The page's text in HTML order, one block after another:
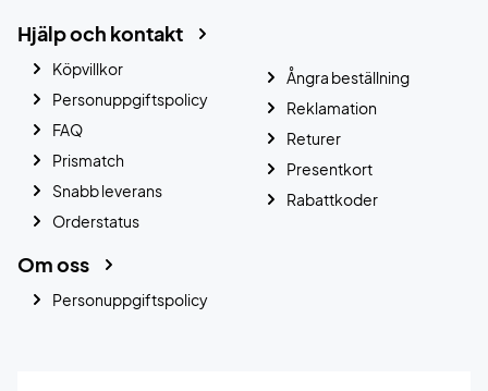
Hjälp och kontakt
Köpvillkor
Personuppgiftspolicy
FAQ
Prismatch
Snabb leverans
Orderstatus
Ångra beställning
Reklamation
Returer
Presentkort
Rabattkoder
Om oss
Personuppgiftspolicy